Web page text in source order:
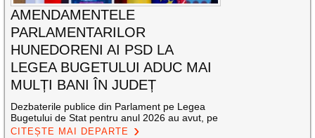
AMENDAMENTELE
PARLAMENTARILOR
HUNEDORENI AI PSD LA
LEGEA BUGETULUI ADUC MAI
MULȚI BANI ÎN JUDEȚ
Dezbaterile publice din Parlament pe Legea
Bugetului de Stat pentru anul 2026 au avut, pe
CITEȘTE MAI DEPARTE